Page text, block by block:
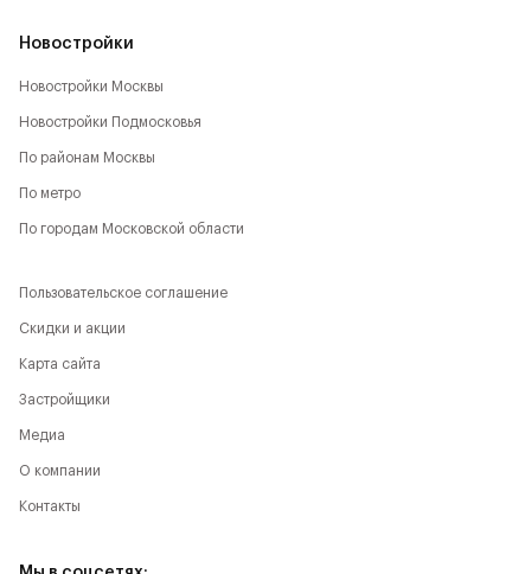
Новостройки
Новостройки Москвы
Новостройки Подмосковья
По районам Москвы
По метро
По городам Московской области
Пользовательское соглашение
Скидки и акции
Карта сайта
Застройщики
Медиа
О компании
Контакты